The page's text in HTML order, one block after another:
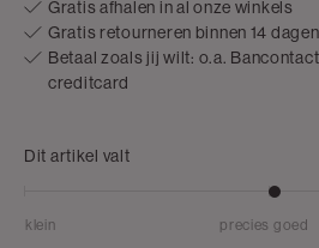
Gratis afhalen in al onze winkels
Gratis retourneren binnen 14
Betaal zoals jij wilt: o.a.
creditcard
Dit artikel valt
klein precies goed